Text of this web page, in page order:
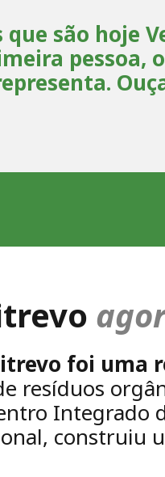
são hoje
pessoa,
foi uma
resíduos
Integrado
construiu